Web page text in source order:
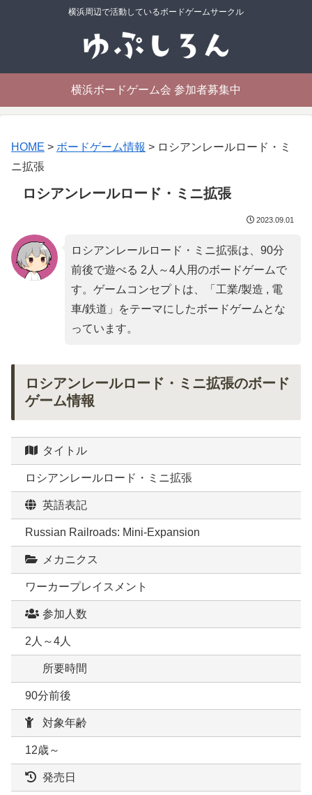
横浜周辺で活動しているボードゲームサークル
横浜ボードゲーム会 参加者募集中
HOME > ボードゲーム情報 > ロシアンレールロード・ミ
ニ拡張
ロシアンレールロード・ミニ拡張
2023.09.01
ロシアンレールロード・ミニ拡張は、90分
前後で遊べる 2人～4人用のボードゲームで
す。ゲームコンセプトは、「 工業/製造 , 電
車/鉄道 」をテーマにしたボードゲームとな
っています。
ロシアンレールロード・ミニ拡張のボード
ゲーム情報
タイトル
ロシアンレールロード・ミニ拡張
英語表記
Russian Railroads: Mini-Expansion
メカニクス
ワーカープレイスメント
参加人数
2人～4人
所要時間
90分前後
対象年齢
12歳～
発売日